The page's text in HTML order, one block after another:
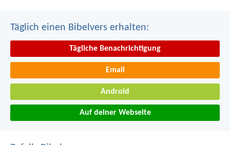
Täglich einen Bibelvers erhalten:
Tägliche Benachrichtigung
Email
Android
Auf deiner Webseite